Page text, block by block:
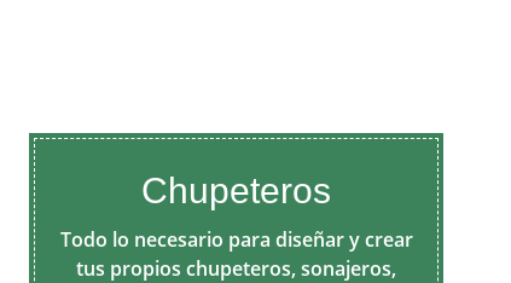
Chupeteros
Todo lo necesario para diseñar y crear
tus propios chupeteros, sonajeros,